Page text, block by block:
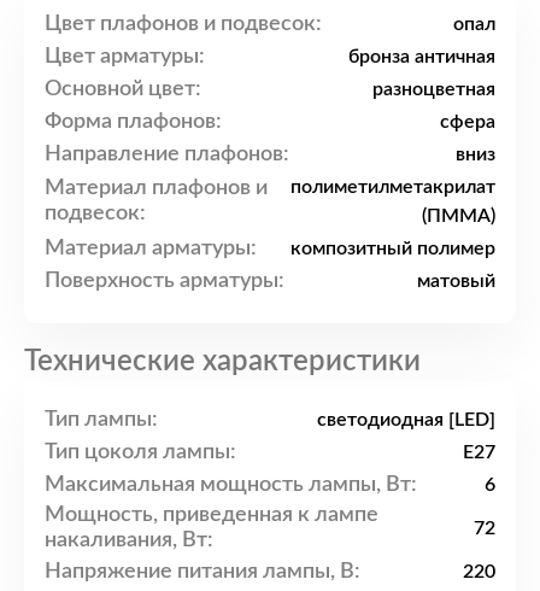
Цвет плафонов и подвесок: опал
Цвет арматуры: бронза античная
Основной цвет: разноцветная
Форма плафонов: сфера
Направление плафонов: вниз
Материал плафонов и
подвесок:
полиметилметакрилат
(ПММА)
Материал арматуры: композитный полимер
Поверхность арматуры: матовый
Технические характеристики
Тип лампы: светодиодная [LED]
Тип цоколя лампы: E27
Максимальная мощность лампы, Вт: 6
Мощность, приведенная к лампе
накаливания, Вт:
72
Напряжение питания лампы, В: 220